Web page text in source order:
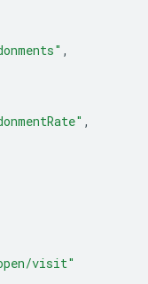
,
,
visit"